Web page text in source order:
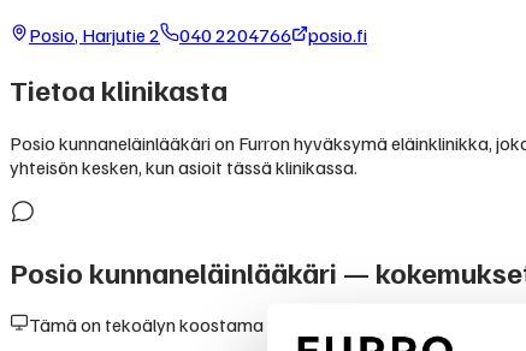
Posio, Harjutie 2 040 2204766 posio.fi
Tietoa klinikasta
Posio kunnaneläinlääkäri on Furron hyväksymä eläinklinikka,
yhteisön kesken, kun asioit tässä klinikassa.
Posio kunnaneläinlääkäri —
Tämä on tekoälyn koostama yhteenveto julkisesti saatavilla